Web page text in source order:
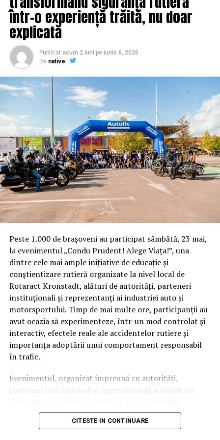
Ce iti ofera o firma specializata in realizarea de
magazine online?
Avand in vedere ca exista posibilitatea de a crea in mod
gratuit un magazin online, sunt sigur ca intrebarea din
subtitlu este pe buzele multor antreprenori care doresc
sa isi deschida o afacere in mediul online. Raspunsul la
aceasta intrebare este foarte simplu, si anume,
astfel de firma. Printre cele mai importante beneficii pe
care le ofera apelarea la o echipa specializata in
realizarea magazinelor online, mentionez urmatoarele:
Consiliere specializata. Gratie acestui avantaj vei
putea lua cele mai bune decizii pentru viitorul
afacerii tale. Sa primesti consiliere specializata
este de bun augur in orice moment mai ales in
cazul in care aceasta vine in momentul in care esti
la inceput de drum in mediul de afaceri online.
Pentru a nu comite greseli care nu vor mai putea fi
mai profesionisti oameni din cadrul acestui
Implementarea celor mai eficiente tehnologii.
Pentru ca magazinul online sa fie cat mai vizibil si
într-o experiență trăită, nu doar
explicată
Publicat acum 2 luni pe iunie 6, 2026
De native
Peste 1.000 de brașoveni au participat sâmbătă, 23 mai,
la evenimentul „Condu Prudent! Alege Viața!”, una
dintre cele mai ample inițiative de educație și
conștientizare rutieră organizate la nivel local de
Rotaract Kronstadt, alături de autorități, parteneri
instituționali și reprezentanți ai industriei auto și
motorsportului. Timp de mai multe ore, participanții au
avut ocazia să experimenteze, într-un mod controlat și
interactiv, efectele reale ale accidentelor rutiere și
importanța adoptării unui comportament responsabil
în trafic.
Evenimentul, organizat împreună cu autorități,
parteneri instituționali și reprezentanți ai industriei
principal transformarea prevenției într-o experiență
practică și accesibilă publicului larg.
CITESTE IN CONTINUARE